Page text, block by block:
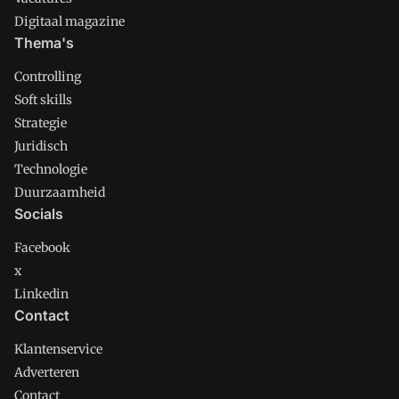
Digitaal magazine
Thema's
Controlling
Soft skills
Strategie
Juridisch
Technologie
Duurzaamheid
Socials
Facebook
x
Linkedin
Contact
Klantenservice
Adverteren
Contact